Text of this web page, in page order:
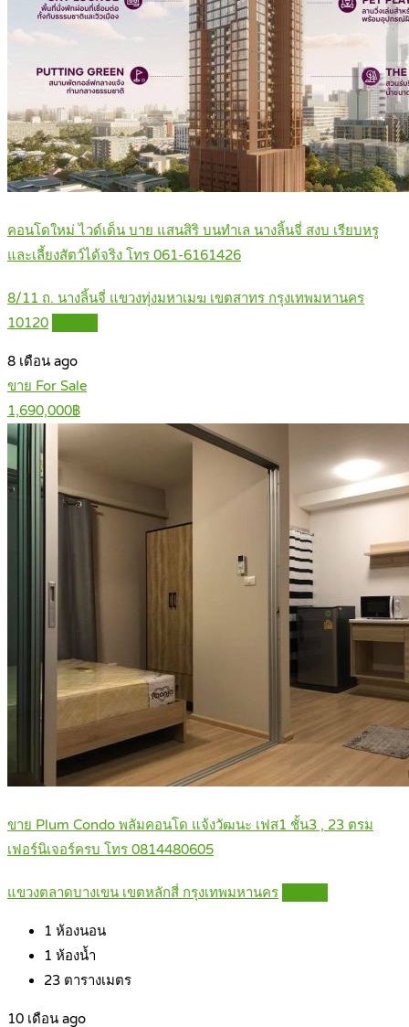
คอนโดใหม่ ไวด์เด็น บาย แสนสิริ บนทำเล นางลิ้นจี่ สงบ เรียบหรู
และเลี้ยงสัตว์ได้จริง โทร 061-6161426
8/11 ถ. นางลิ้นจี่ แขวงทุ่งมหาเมฆ เขตสาทร กรุงเทพมหานคร
10120
8 เดือน ago
ขาย For Sale
1,690,000฿
ขาย Plum Condo พลัมคอนโด แจ้งวัฒนะ เฟส1 ชั้น3 , 23 ตรม
เฟอร์นิเจอร์ครบ โทร 0814480605
แขวงตลาดบางเขน เขตหลักสี่ กรุงเทพมหานคร
1 ห้องนอน
1 ห้องน้ำ
23 ตารางเมตร
10 เดือน ago